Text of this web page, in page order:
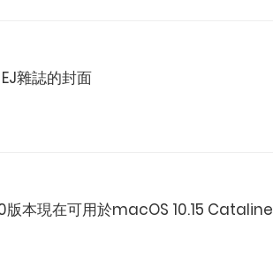
雜誌的封面
本現在可用於macOS 10.15 Cataline